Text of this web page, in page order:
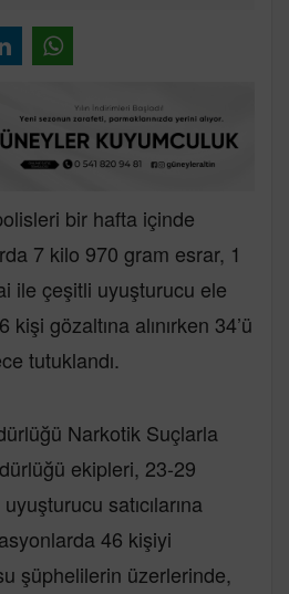
bir hafta içinde
7 kilo 970 gram esrar, 1
ile çeşitli uyuşturucu ele
gözaltına alınırken 34’ü
tutuklandı.
Narkotik Suçlarla
ekipleri, 23-29
satıcılarına
46 kişiyi
şüphelilerin üzerlerinde,